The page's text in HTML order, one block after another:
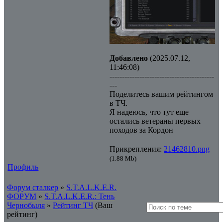
Добавлено (2025.07.12,
11:46:08)
------------------------------------------
---
Поделитесь вашим рейтингом
в ТЧ.
Я надеюсь, что тут еще
остались ветераны первых
походов за Кордон
Прикрепления: 21462810.png
(1.88 Mb)
Профиль
Форум сталкер » S.T.A.L.K.E.R.
ФОРУМ » S.T.A.L.K.E.R.: Тень
Чернобыля » Рейтинг ТЧ (Ваш
рейтинг)